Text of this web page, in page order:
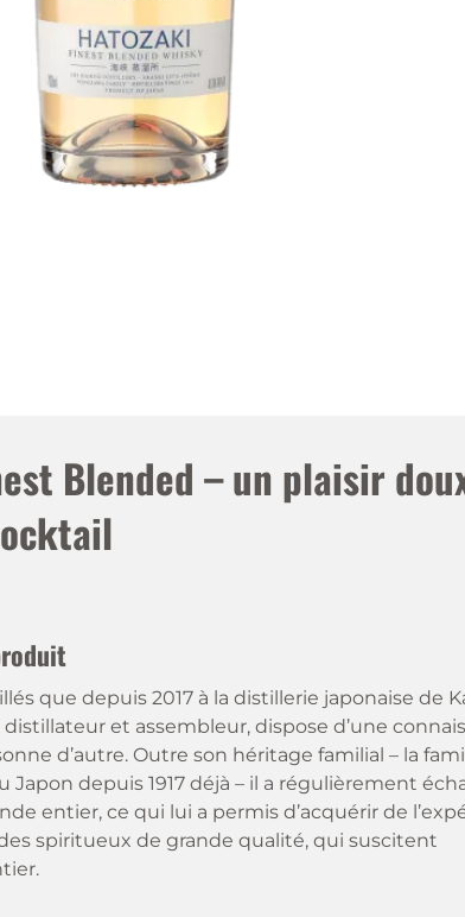
Blended – un plaisir
que depuis 2017 à la distillerie japonaise de
et assembleur, dispose d’une
d’autre. Outre son héritage familial – la
Japon depuis 1917 déjà – il a régulièrement
entier, ce qui lui a permis d’acquérir de
spiritueux de grande qualité, qui suscitent